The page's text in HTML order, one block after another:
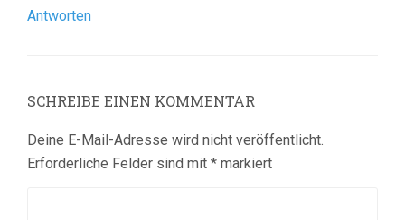
Antworten
SCHREIBE EINEN KOMMENTAR
Deine E-Mail-Adresse wird nicht veröffentlicht.
Erforderliche Felder sind mit * markiert